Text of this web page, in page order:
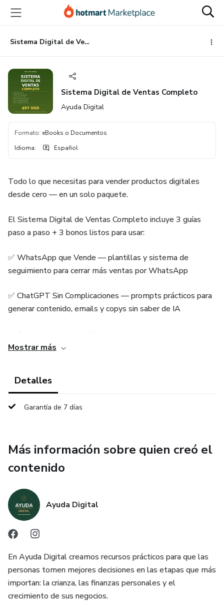
principal
página
de
página
Sistema Digital de Ventas Completo
Sistema Digital de Ventas Completo
Ayuda Digital
Formato: eBooks o Documentos
Idioma: Español
Todo lo que necesitas para vender productos digitales
desde cero — en un solo paquete.
El Sistema Digital de Ventas Completo incluye 3 guías
paso a paso + 3 bonos listos para usar:
✅ WhatsApp que Vende — plantillas y sistema de
seguimiento para cerrar más ventas por WhatsApp
✅ ChatGPT Sin Complicaciones — prompts prácticos para
generar contenido, emails y copys sin saber de IA
trabaja menos con el mismo resultado
Instagram)
+ BONO 2: Soap Opera Sequence — 5 emails de
+ BONO 3: Cómo crear tu Lead Magnet en 1 hora
Acceso inmediato. Todo en PDF descargable. Sin
suscripciones.
Mostrar más
Detalles
Garantía de 7 días
Más información sobre quien creó el
contenido
Ayuda Digital
En Ayuda Digital creamos recursos prácticos para que las
personas tomen mejores decisiones en las etapas que más
importan: la crianza, las finanzas personales y el
crecimiento de sus negocios.